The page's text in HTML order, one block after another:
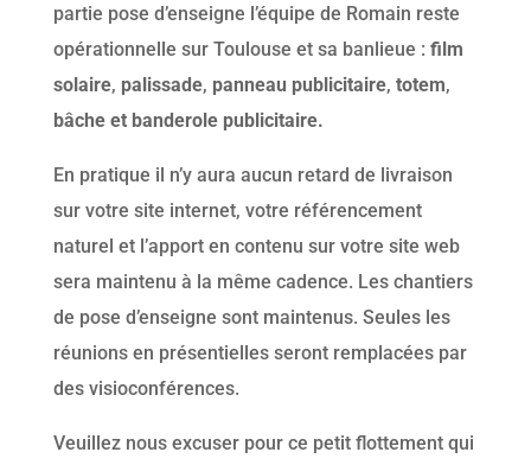
partie pose d’enseigne l’équipe de Romain reste
opérationnelle sur Toulouse et sa banlieue : film
solaire, palissade, panneau publicitaire, totem,
bâche et banderole publicitaire.
En pratique il n’y aura aucun retard de livraison
sur votre site internet, votre référencement
naturel et l’apport en contenu sur votre site web
sera maintenu à la même cadence. Les chantiers
de pose d’enseigne sont maintenus. Seules les
réunions en présentielles seront remplacées par
des visioconférences.
Veuillez nous excuser pour ce petit flottement qui